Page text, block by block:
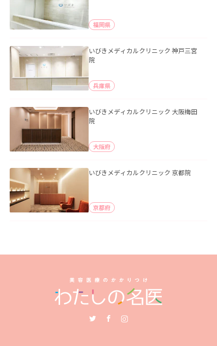
福岡県
いびきメディカルクリニック 神戸三宮
院
兵庫県
いびきメディカルクリニック 大阪梅田
院
大阪府
いびきメディカルクリニック 京都院
京都府